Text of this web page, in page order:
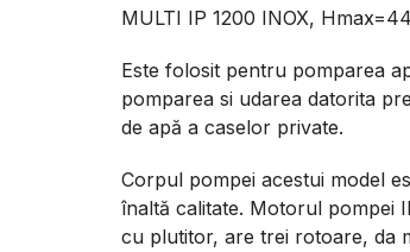
MULTI IP 1200 INOX,
Este folosit pentru pomparea
pomparea si udarea datorita
de apă a caselor private.
Corpul pompei acestui model
înaltă calitate. Motorul pompei
cu plutitor, are trei rotoare, da